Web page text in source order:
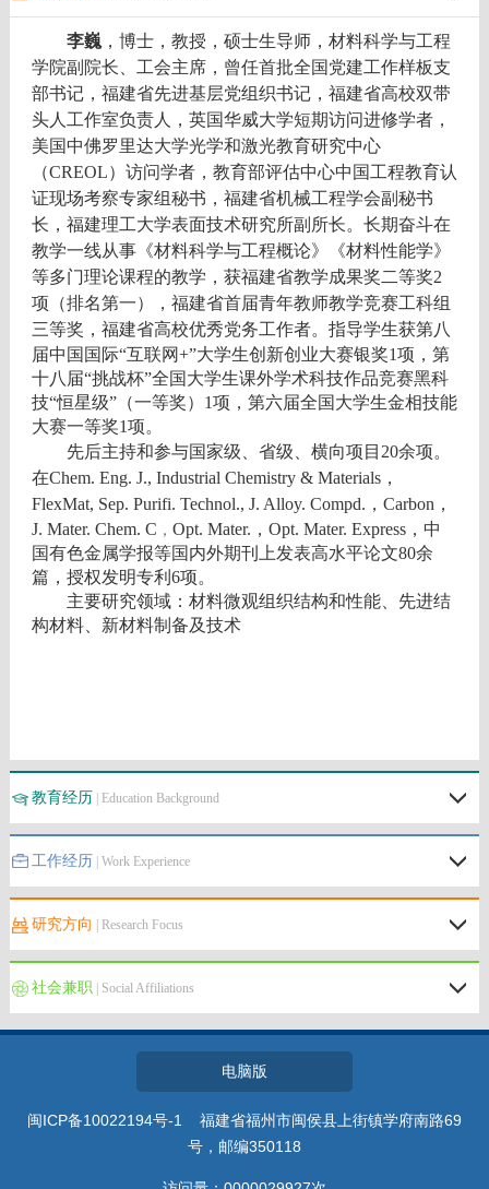
李巍，博士，教授，硕士生导师，材料科学与工程
学院副院长、工会主席，曾任首批全国党建工作样板支
部书记，福建省先进基层党组织书记，福建省高校双带
头人工作室负责人，英国华威大学短期访问进修学者，
美国中佛罗里达大学光学和激光教育研究中心
（CREOL）访问学者，教育部评估中心中国工程教育认
证现场考察专家组秘书，福建省机械工程学会副秘书
长， 福建理工大学表面技术研究所副所长。长期奋斗在
教学一线从事《材料科学与工程概论》《材料性能学》
等多门理论课程的教学 ，获福建省教学成果奖二等奖2
项（排名第一），福建省首届青年教师教学竞赛工科组
三等奖，福建省高校优秀党务工作者。指导学生获第八
届中国国际“互联网+”大学生创新创业大赛银奖1项，第
十八届“挑战杯”全国大学生课外学术科技作品竞赛黑科
技“恒星级”（一等奖）1项，第六届全国大学生金相技能
大赛一等奖1项。
先后主持和参与国家级、省级、横向项目20余项。
在Chem. Eng. J., Industrial Chemistry & Materials，
FlexMat, Sep. Purifi. Technol., J. Alloy. Compd.，Carbon，
J. Mater. Chem. C ， Opt. Mater.，Opt. Mater. Express，中
国有色金属学报等国内外期刊上发表高水平论文80余
篇，授权发明专利6项。
主要研究领域：材料微观组织结构和性能、先进结
构材料、新材料制备及技术
教育经历 | Education Background
工作经历 | Work Experience
研究方向 | Research Focus
社会兼职| Social Affiliations
电脑版
闽ICP备10022194号-1 福建省福州市闽侯县上街镇学府南路69
号，邮编350118